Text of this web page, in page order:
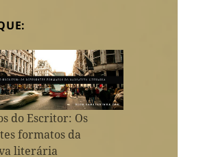
do Escritor: Os
formatos da
literária